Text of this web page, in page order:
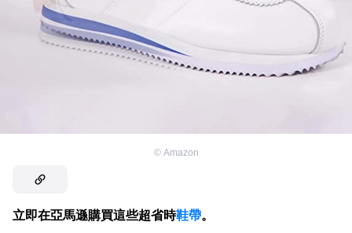
© Amazon
立即在亞馬遜購買這些超省時鞋帶。